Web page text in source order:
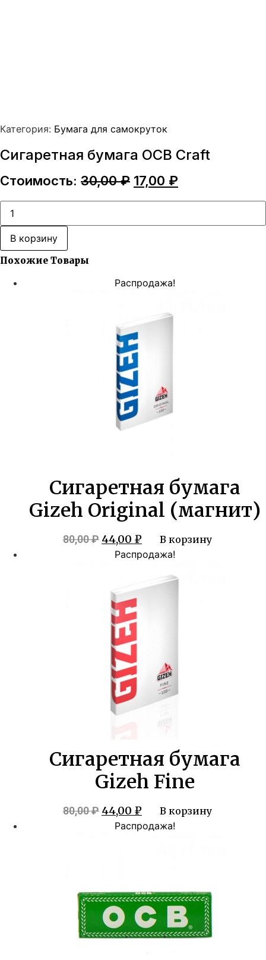
Категория: Бумага для самокруток
Сигаретная бумага OCB Craft
Стоимость: 30,00₽ Первоначальная
составляла
17,00 ₽
17,00 ₽.
Количество
товара
Сигаретная
бумага
OCB
Craft
В корзину
Похожие Товары
Распродажа!
Сигаретная бумага
Gizeh Original (магнит)
80,00₽ Первоначальная
цена
80,00 ₽.
44,00 ₽ Текущая
цена:
В корзину
Распродажа!
Сигаретная бумага
Gizeh Fine
80,00₽ Первоначальная
цена
44,00 ₽ Текущая
цена:
В корзину
Распродажа!